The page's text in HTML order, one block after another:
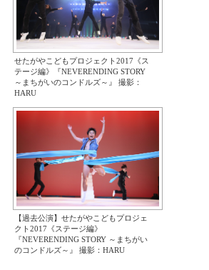
せたがやこどもプロジェクト2017《ス
テージ編》『NEVERENDING STORY
～まちがいのコンドルズ～』 撮影：
HARU
【過去公演】せたがやこどもプロジェ
クト2017《ステージ編》
『NEVERENDING STORY ～まちがい
のコンドルズ～』 撮影：HARU